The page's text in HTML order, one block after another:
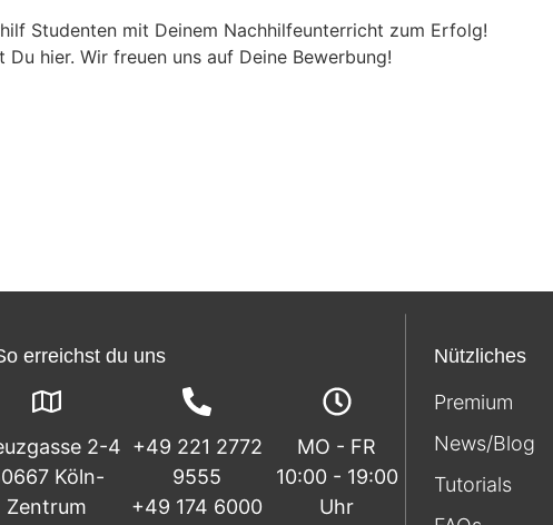
Studenten mit Deinem Nachhilfeunterricht zum Erfolg!
Du hier. Wir freuen uns auf Deine Bewerbung!
erreichst du uns
2-4
Köln-
Zentrum
+49 221 2772
9555
+49 174 6000
MO - FR
10:00 - 19:00
Uhr
Nützliches
Premium
News/Blog
Tutorials